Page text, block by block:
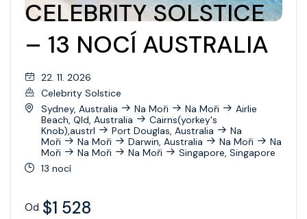
CELEBRITY SOLSTICE
– 13 NOCÍ AUSTRALIA
22. 11. 2026
Celebrity Solstice
Sydney, Australia
Na Moři Na Moři
Airlie
Beach, Qld, Australia
Cairns(yorkey's
Knob),austrl
Port Douglas, Australia
Na
Moři
Na Moři Darwin, Australia Na Moři
Na
Moři
Na Moři Na Moři
Singapore, Singapore
13 nocí
Od $1 528